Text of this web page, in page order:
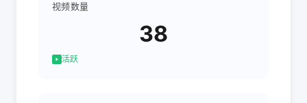
视频数量
38
活跃